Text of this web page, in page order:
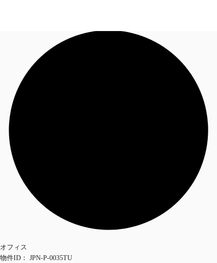
オフィス・事務所
倉庫・物流センター
お電話
オフィス
物件ID：
JPN-P-0035TU